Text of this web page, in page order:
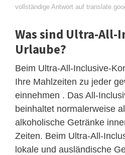
vollständige Antwort auf
Was sind Ultra-All-
Urlaube?
Beim Ultra-All-Inclusive-
Ihre Mahlzeiten zu jeder
einnehmen . Das All-
beinhaltet normalerweise
alkoholische Getränke
Zeiten. Beim Ultra-All-
lokale und ausländische